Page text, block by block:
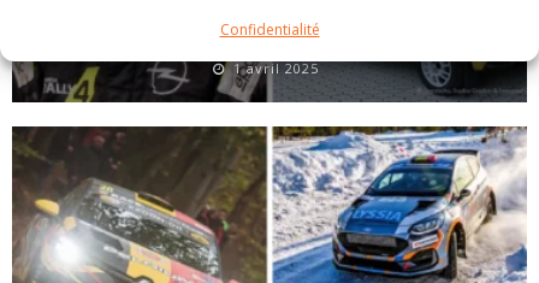
Confidentialité
EN BREF – LA PETITE ACTUALITÉ RALLYSTIQUE
1 avril 2025